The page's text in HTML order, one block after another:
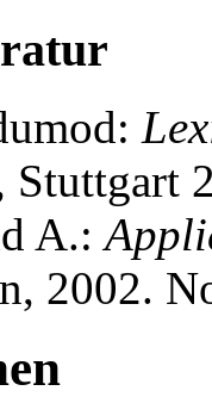
Stuttgart
A.:
2002.